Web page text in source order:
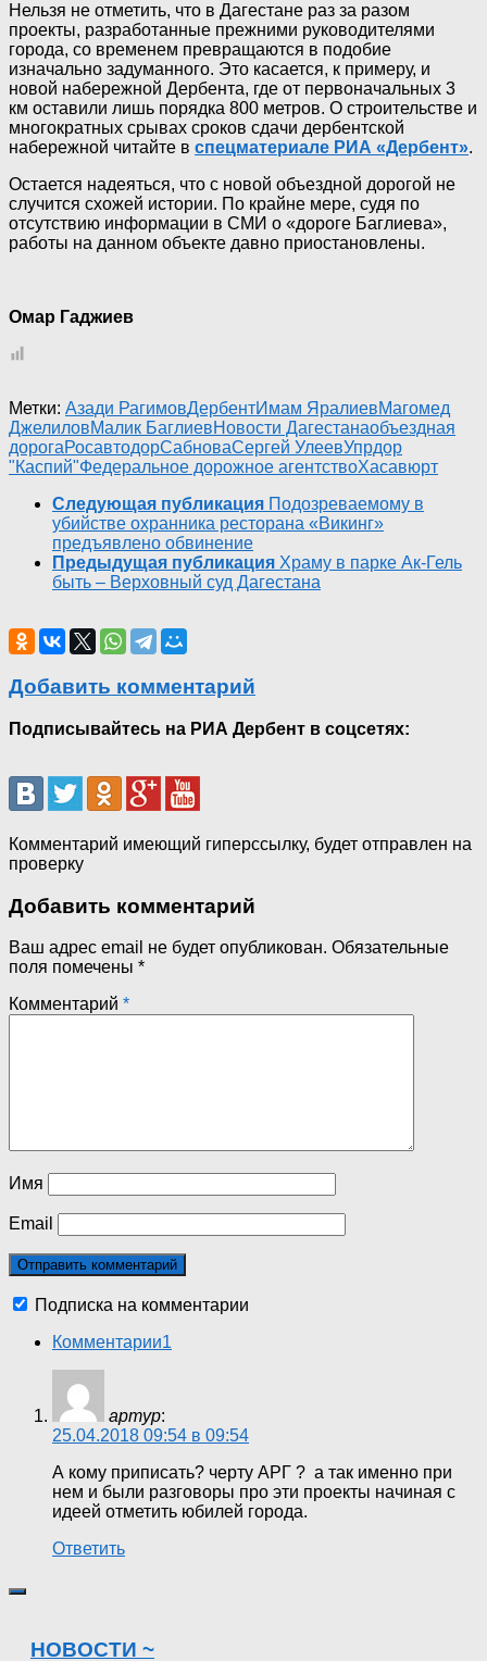
Нельзя не отметить, что в Дагестане раз за разом
проекты, разработанные прежними руководителями
города, со временем превращаются в подобие
изначально задуманного. Это касается, к примеру, и
новой набережной Дербента, где от первоначальных 3
км оставили лишь порядка 800 метров. О строительстве и
многократных срывах сроков сдачи дербентской
набережной читайте в спецматериале РИА «Дербент».
Остается надеяться, что с новой объездной дорогой не
случится схожей истории. По крайне мере, судя по
отсутствию информации в СМИ о «дороге Баглиева»,
работы на данном объекте давно приостановлены.
Омар Гаджиев
Метки: Азади РагимовДербентИмам ЯралиевМагомед
ДжелиловМалик БаглиевНовости Дагестанаобъездная
дорогаРосавтодорСабноваСергей УлеевУпрдор
"Каспий"Федеральное дорожное агентствоХасавюрт
Следующая публикация Подозреваемому в
убийстве охранника ресторана «Викинг»
предъявлено обвинение
Предыдущая публикация Храму в парке Ак-Гель
быть – Верховный суд Дагестана
Добавить комментарий
Подписывайтесь на РИА Дербент в соцсетях:
Комментарий имеющий гиперссылку, будет отправлен на
проверку
Добавить комментарий
Ваш адрес email не будет опубликован. Обязательные
поля помечены *
Комментарий *
Имя
Email
Подписка на комментарии
Комментарии1
артур:
25.04.2018 09:54 в 09:54
А кому приписать? черту АРГ ? а так именно при
нем и были разговоры про эти проекты начиная с
идеей отметить юбилей города.
Ответить
НОВОСТИ ~